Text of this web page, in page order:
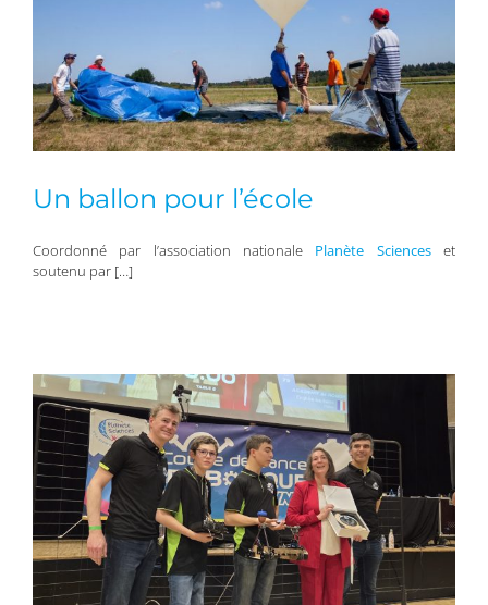
Un ballon pour l’école
Coordonné par l’association nationale Planète Scienceset
soutenu par […]